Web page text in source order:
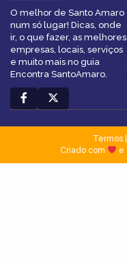
O melhor de Santo Amaro
num só lugar! Dicas, onde
ir, o que fazer, as melhores
empresas, locais, serviços
e muito mais no guia
Encontra SantoAmaro.
Termos|
Criado com
e